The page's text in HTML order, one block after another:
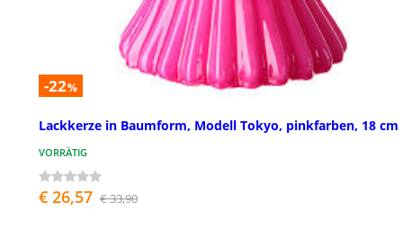
-22%
Lackkerze in Baumform, Modell Tokyo, pinkfarben, 18 cm
VORRÄTIG
€ 26,57 € 33,90